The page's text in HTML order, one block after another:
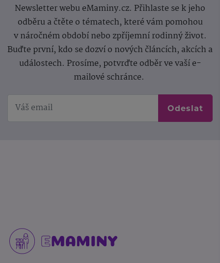
Newsletter webu eMaminy.cz. Přihlaste se k jeho
odběru a čtěte o tématech, které vám pomohou
v náročném období nebo zpříjemní rodinný život.
Buďte první, kdo se dozví o nových článcích, akcích a
událostech. Prosíme, potvrďte odběr ve vaší e-
mailové schránce.
Odeslat